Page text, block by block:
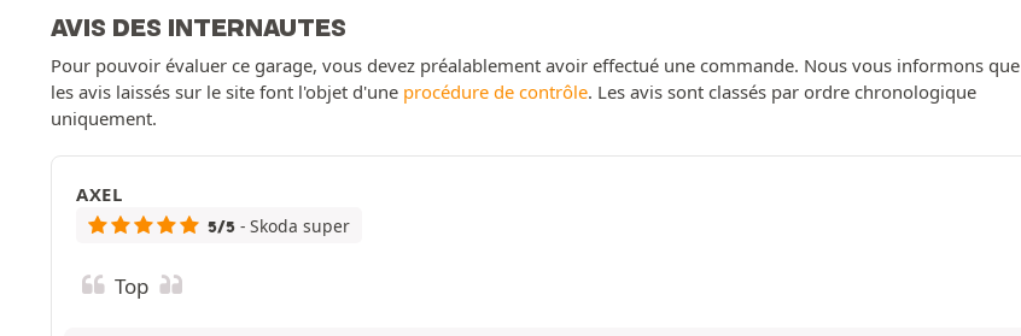
AVIS DES INTERNAUTES
Pour pouvoir évaluer ce garage, vous devez préalablement avoir effectué une commande. Nous vous informons que
les avis laissés sur le site font l'objet d'une procédure de contrôle. Les avis sont classés par ordre chronologique
uniquement.
AXEL
5/5 - Skoda super
Top